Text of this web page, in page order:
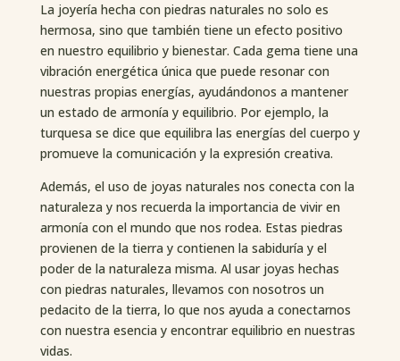
La joyería hecha con piedras naturales no solo es
hermosa, sino que también tiene un efecto positivo
en nuestro equilibrio y bienestar. Cada gema tiene una
vibración energética única que puede resonar con
nuestras propias energías, ayudándonos a mantener
un estado de armonía y equilibrio. Por ejemplo, la
turquesa se dice que equilibra las energías del cuerpo y
promueve la comunicación y la expresión creativa.
Además, el uso de joyas naturales nos conecta con la
naturaleza y nos recuerda la importancia de vivir en
armonía con el mundo que nos rodea. Estas piedras
provienen de la tierra y contienen la sabiduría y el
poder de la naturaleza misma. Al usar joyas hechas
con piedras naturales, llevamos con nosotros un
pedacito de la tierra, lo que nos ayuda a conectarnos
con nuestra esencia y encontrar equilibrio en nuestras
vidas.